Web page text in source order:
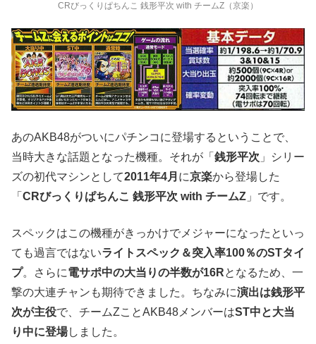
CRびっくりぱちんこ 銭形平次 with チームZ（京楽）
あのAKB48がついにパチンコに登場するということで、
当時大きな話題となった機種。それが「 銭形平次 」シリー
ズの初代マシンとして2011年4月 に京楽から登場した
「 CRびっくりぱちんこ 銭形平次 with チームZ 」です。
スペックはこの機種がきっかけでメジャーになったといっ
ても過言ではないライトスペック＆突入率100％のSTタイ
プ。さらに電サポ中の大当りの半数が16Rとなるため、一
撃の大連チャンも期待できました。ちなみに演出は銭形平
次が主役で、チームZことAKB48メンバーはST中と大当
り中に登場しました。